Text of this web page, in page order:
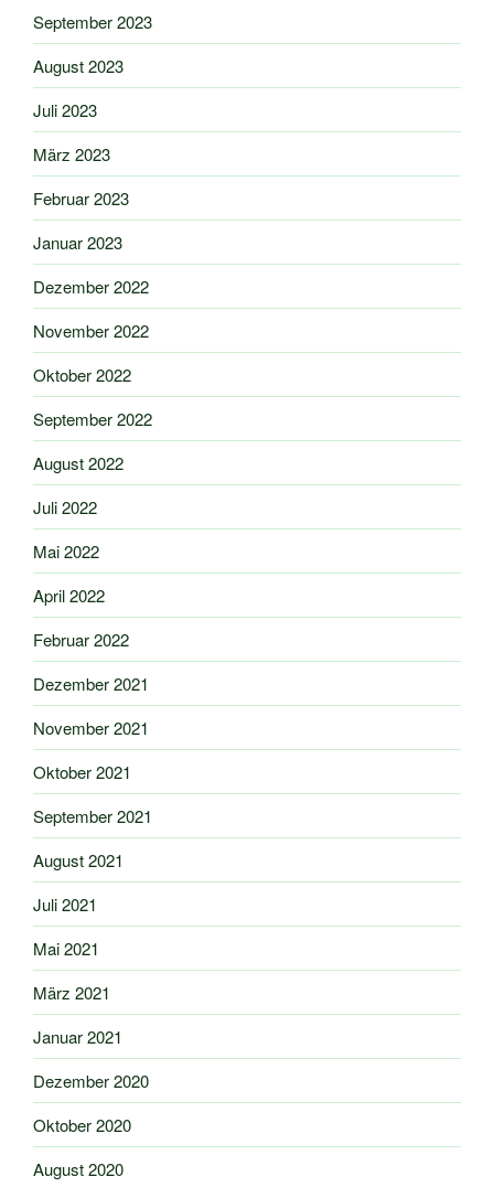
September 2023
August 2023
Juli 2023
März 2023
Februar 2023
Januar 2023
Dezember 2022
November 2022
Oktober 2022
September 2022
August 2022
Juli 2022
Mai 2022
April 2022
Februar 2022
Dezember 2021
November 2021
Oktober 2021
September 2021
August 2021
Juli 2021
Mai 2021
März 2021
Januar 2021
Dezember 2020
Oktober 2020
August 2020